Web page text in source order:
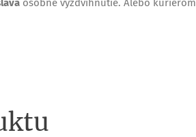
osobné vyzdvihnutie. Alebo kuriérom